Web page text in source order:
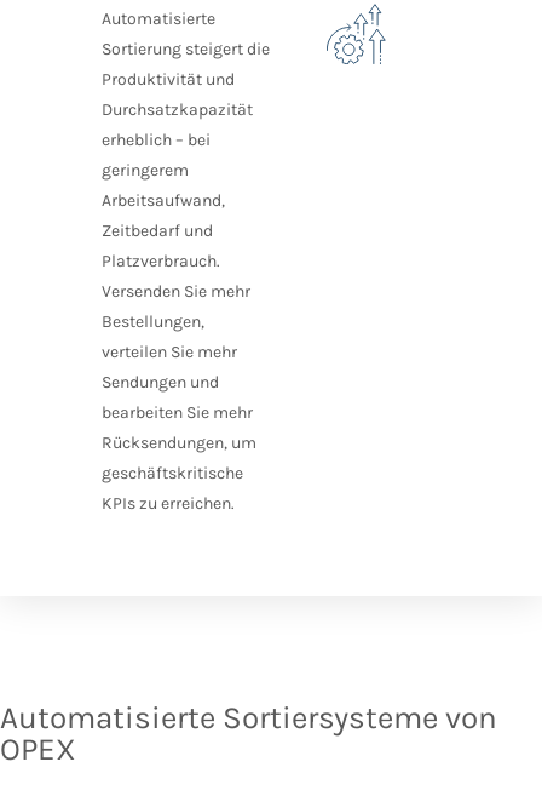
Automatisierte
Sortierung steigert die
Produktivität und
Durchsatzkapazität
erheblich – bei
geringerem
Arbeitsaufwand,
Zeitbedarf und
Platzverbrauch.
Versenden Sie mehr
Bestellungen,
verteilen Sie mehr
Sendungen und
bearbeiten Sie mehr
Rücksendungen, um
geschäftskritische
KPIs zu erreichen.
Automatisierte Sortiersysteme von
OPEX